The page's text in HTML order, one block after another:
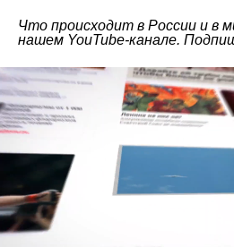
Что происходит в России и в
нашем YouTube-канале.